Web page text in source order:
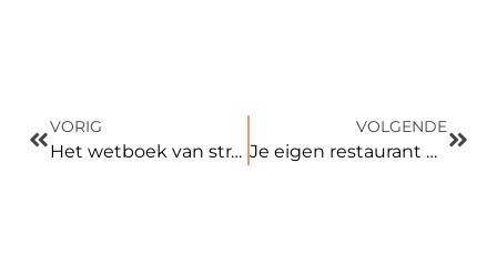
VORIG
Het wetboek van strafrecht
VOLGENDE
Je eigen restaurant openen